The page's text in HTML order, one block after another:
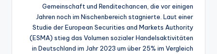
Gemeinschaft und Renditechancen, die vor einigen
Jahren noch im Nischenbereich stagnierte. Laut einer
Studie der European Securities and Markets Authority
(ESMA) stieg das Volumen sozialer Handelsaktivitäten
in Deutschland im Jahr 2023 um über 25% im Vergleich